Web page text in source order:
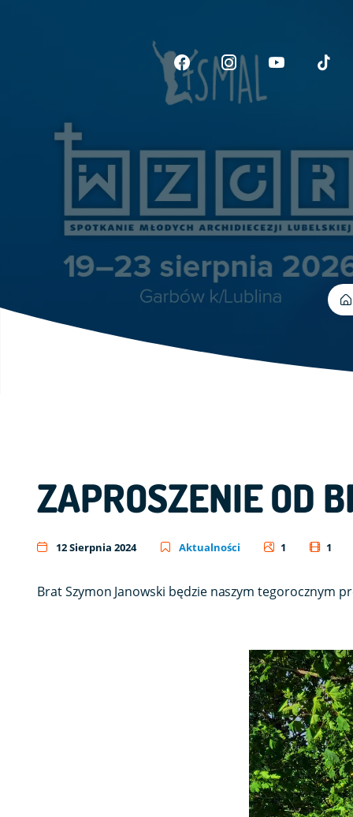
Link otwiera sie w
Link otwiera
Link
ZAPROSZENIE OD
12 Sierpnia 2024 Aktualności 1 1
Brat Szymon Janowski będzie naszym tegorocznym